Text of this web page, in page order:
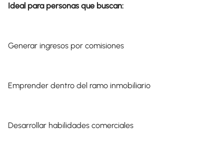
Ideal para personas que buscan:
Generar ingresos por comisiones
Emprender dentro del ramo inmobiliario
Desarrollar habilidades comerciales